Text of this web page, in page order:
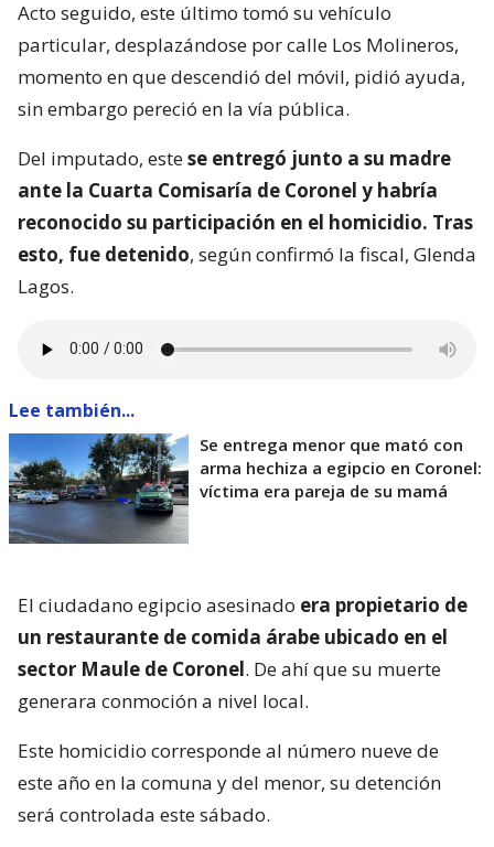
Acto seguido, este último tomó su vehículo
particular, desplazándose por calle Los Molineros,
momento en que descendió del móvil, pidió ayuda,
sin embargo pereció en la vía pública.
Del imputado, estese entregó junto a su madre
ante la Cuarta Comisaría de Coronel y habría
reconocido su participación en el homicidio. Tras
esto, fue detenido, según confirmó la fiscal, Glenda
Lagos.
Lee también...
Se entrega menor que mató con
arma hechiza a egipcio en Coronel:
víctima era pareja de su mamá
El ciudadano egipcio asesinado era propietario de
un restaurante de comida árabe ubicado en el
sector Maule de Coronel. De ahí que su muerte
generara conmoción a nivel local.
Este homicidio corresponde al número nueve de
este año en la comuna y del menor, su detención
será controlada este sábado.